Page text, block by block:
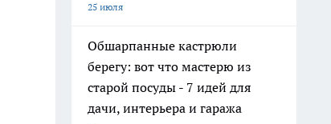
25 июля
Обшарпанные кастрюли
берегу: вот что мастерю из
старой посуды - 7 идей для
дачи, интерьера и гаража